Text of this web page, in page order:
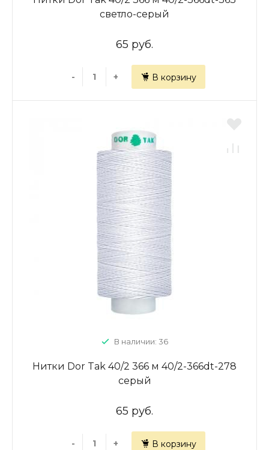
светло-серый
65 руб.
- + В корзину
В наличии: 36
Нитки Dor Tak 40/2 366 м 40/2-366dt-278
серый
65 руб.
- + В корзину